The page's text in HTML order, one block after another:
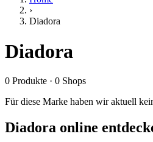
›
Diadora
Diadora
0 Produkte · 0 Shops
Für diese Marke haben wir aktuell
Diadora online